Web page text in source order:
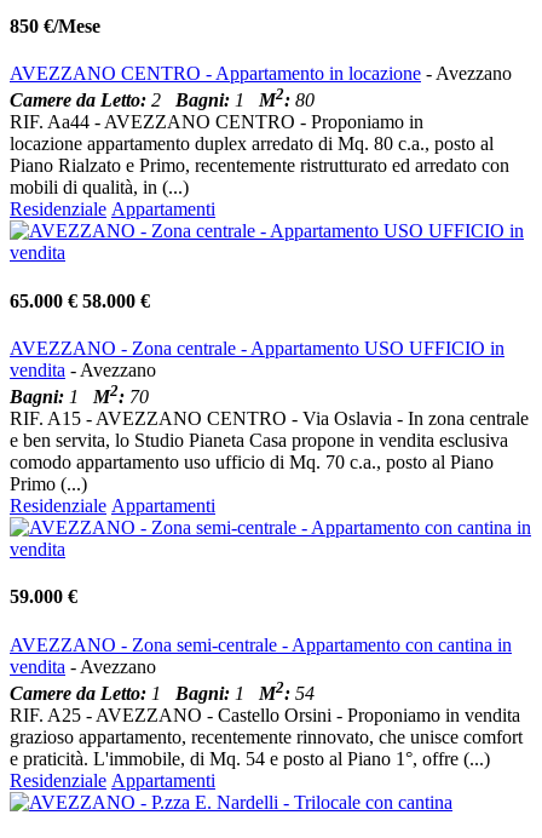
850 €/Mese
AVEZZANO CENTRO - Appartamento in locazione - Avezzano
Camere da Letto: 2 Bagni: 1 M2: 80
RIF. Aa44 - AVEZZANO CENTRO - Proponiamo in
locazione appartamento duplex arredato di Mq. 80 c.a., posto al
Piano Rialzato e Primo, recentemente ristrutturato ed arredato con
mobili di qualità, in (...)
Residenziale Appartamenti
65.000 € 58.000 €
AVEZZANO - Zona centrale - Appartamento USO UFFICIO in
vendita - Avezzano
Bagni: 1 M2: 70
RIF. A15 - AVEZZANO CENTRO - Via Oslavia - In zona centrale
e ben servita, lo Studio Pianeta Casa propone in vendita esclusiva
comodo appartamento uso ufficio di Mq. 70 c.a., posto al Piano
Primo (...)
Residenziale Appartamenti
59.000 €
AVEZZANO - Zona semi-centrale - Appartamento con cantina in
vendita - Avezzano
Camere da Letto: 1 Bagni: 1 M2: 54
RIF. A25 - AVEZZANO - Castello Orsini - Proponiamo in vendita
grazioso appartamento, recentemente rinnovato, che unisce comfort
e praticità. L'immobile, di Mq. 54 e posto al Piano 1°, offre (...)
Residenziale Appartamenti